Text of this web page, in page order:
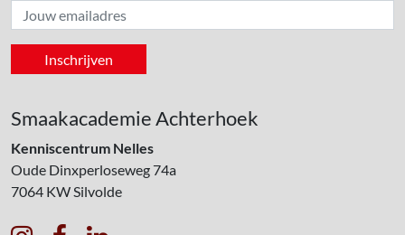
Smaakacademie Achterhoek
Kenniscentrum Nelles
Oude Dinxperloseweg 74a
7064 KWSilvolde